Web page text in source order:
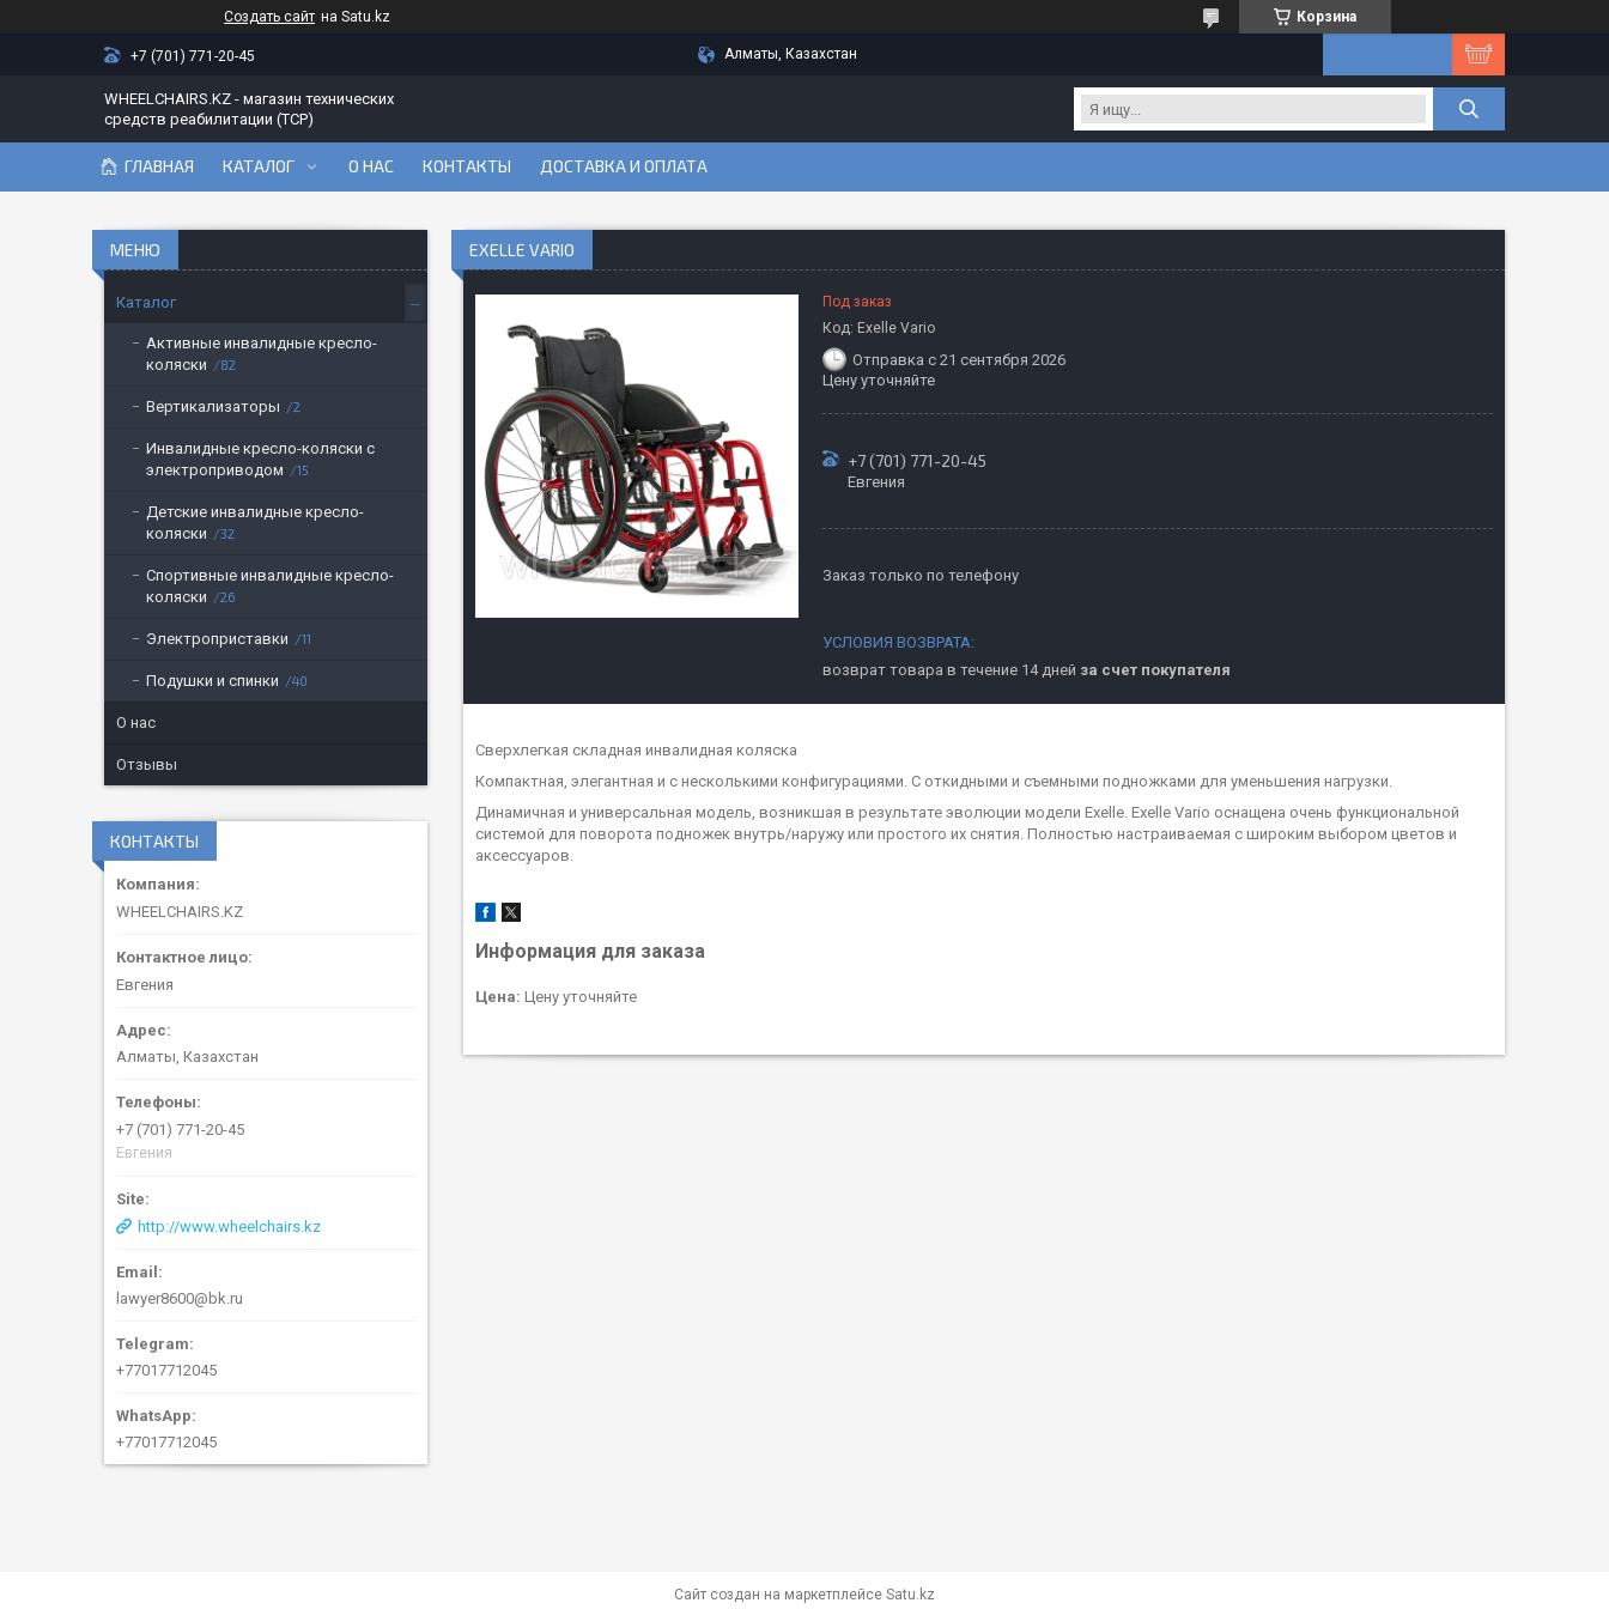
Создать сайт на Satu.kz Корзина
+7 (701) 771-20-45 Алматы, Казахстан
WHEELCHAIRS.KZ - магазин технических
средств реабилитации (ТСР)
ГЛАВНАЯ КАТАЛОГ О НАС КОНТАКТЫ ДОСТАВКА И ОПЛАТА
EXELLE VARIO
Под заказ
Код: Exelle Vario
Отправка с 21 сентября 2026
Цену уточняйте
+7 (701) 771-20-45
Евгения
Заказ только по телефону
возврат товара в течение 14 дней за счет покупателя
Сверхлегкая складная инвалидная коляска
Компактная, элегантная и с несколькими конфигурациями. С откидными и съемными подножками для уменьшения нагрузки.
Динамичная и универсальная модель, возникшая в результате эволюции модели Exelle. Exelle Vario оснащена очень функциональной
системой для поворота подножек внутрь/наружу или простого их снятия. Полностью настраиваемая с широким выбором цветов и
аксессуаров.
Информация для заказа
Цена: Цену уточняйте
Каталог
Активные инвалидные кресло-
коляски
82
Вертикализаторы 2
Инвалидные кресло-коляски с
электроприводом
15
Детские инвалидные кресло-
коляски
32
Спортивные инвалидные кресло-
коляски
26
Электроприставки 11
Подушки и спинки 40
О нас
Отзывы
КОНТАКТЫ
WHEELCHAIRS.KZ
Евгения
Алматы, Казахстан
+7 (701) 771-20-45
Евгения
http://www.wheelchairs.kz
lawyer8600@bk.ru
+77017712045
+77017712045
Сайт создан на маркетплейсе Satu.kz